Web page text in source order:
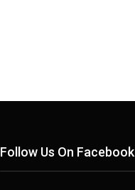
Follow Us On Facebook